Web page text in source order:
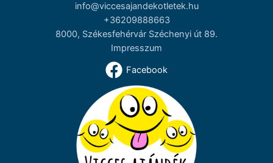
info@viccesajandekotletek.hu
+36209888663
8000, Székesfehérvár Széchenyi út 89.
Impresszum
Facebook